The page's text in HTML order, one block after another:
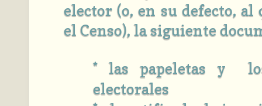
elector (o, en su defecto, al
el Censo), la siguiente
* las papeletas y
electorales